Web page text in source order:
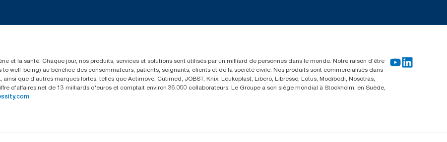
et la santé. Chaque jour, nos produits, services et solutions sont utilisés par un milliard de personnes dans le monde. Notre raison d’être
well-being) au bénéfice des consommateurs, patients, soignants, clients et de la société civile. Nos produits sont commercialisés dans
que d'autres marques fortes, telles que Actimove, Cutimed, JOBST, Knix, Leukoplast, Libero, Libresse, Lotus, Modibodi, Nosotras,
d'affaires net de 13 milliards d'euros et comptait environ 36.000 collaborateurs. Le Groupe a son siège mondial à Stockholm, en Suède,